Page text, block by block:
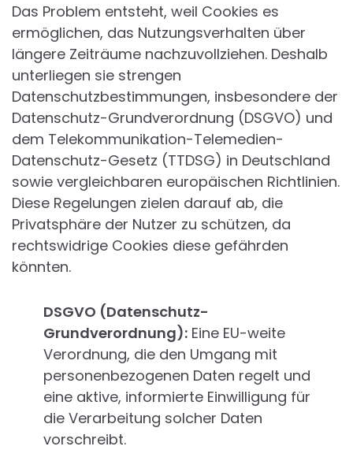
Das Problem entsteht, weil Cookies es
ermöglichen, das Nutzungsverhalten über
längere Zeiträume nachzuvollziehen. Deshalb
unterliegen sie strengen
Datenschutzbestimmungen, insbesondere der
Datenschutz-Grundverordnung (DSGVO) und
dem Telekommunikation-Telemedien-
Datenschutz-Gesetz (TTDSG) in Deutschland
sowie vergleichbaren europäischen Richtlinien.
Diese Regelungen zielen darauf ab, die
Privatsphäre der Nutzer zu schützen, da
rechtswidrige Cookies diese gefährden
könnten.
DSGVO (Datenschutz-
Grundverordnung): Eine EU-weite
Verordnung, die den Umgang mit
personenbezogenen Daten regelt und
eine aktive, informierte Einwilligung für
die Verarbeitung solcher Daten
vorschreibt.